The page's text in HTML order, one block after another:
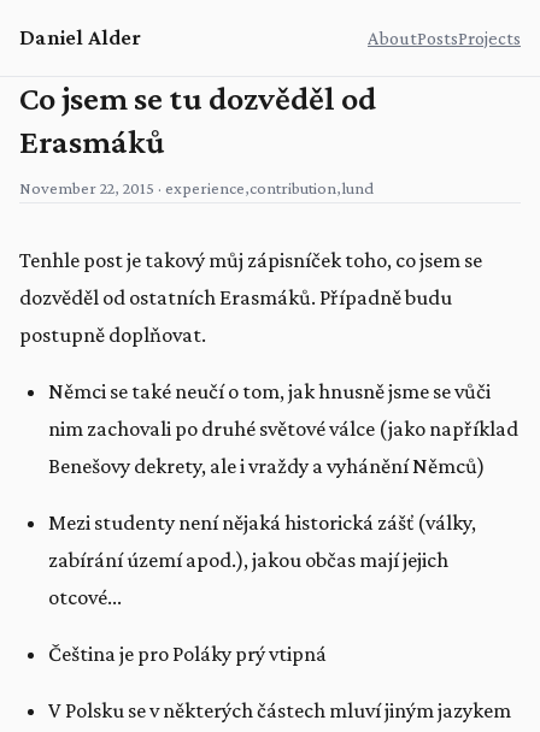
Daniel Alder AboutPostsProjects
Co jsem se tu dozvěděl od
Erasmáků
November 22, 2015 · experience,contribution,lund
Tenhle post je takový můj zápisníček toho, co jsem se
dozvěděl od ostatních Erasmáků. Případně budu
postupně doplňovat.
Němci se také neučí o tom, jak hnusně jsme se vůči
nim zachovali po druhé světové válce (jako například
Benešovy dekrety, ale i vraždy a vyhánění Němců)
Mezi studenty není nějaká historická zášť (války,
zabírání území apod.), jakou občas mají jejich
otcové...
Čeština je pro Poláky prý vtipná
V Polsku se v některých částech mluví jiným jazykem